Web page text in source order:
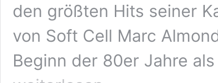
den größten Hits seiner
von Soft Cell Marc
Beginn der 80er Jahre